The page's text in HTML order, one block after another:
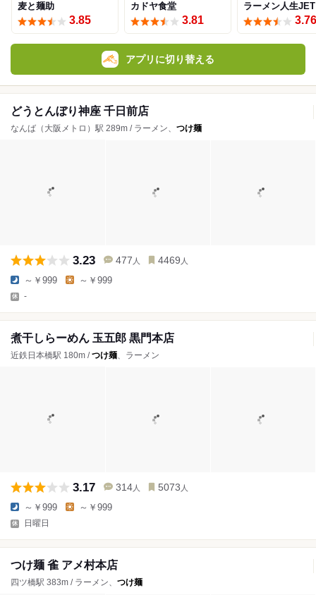
麦と麺助
3.85
カドヤ食堂
3.81
ラーメン人生JET
3.76
アプリに切り替える
どうとんぼり神座 千日前店
なんば（大阪メトロ）駅 289m / ラーメン、 つけ麺
3.23 477 人 4469 人
～￥999 ～￥999
-
煮干しらーめん 玉五郎 黒門本店
近鉄日本橋駅 180m /つけ麺、ラーメン
3.17 314 人 5073 人
～￥999 ～￥999
日曜日
つけ麺 雀 アメ村本店
四ツ橋駅 383m / ラーメン、 つけ麺